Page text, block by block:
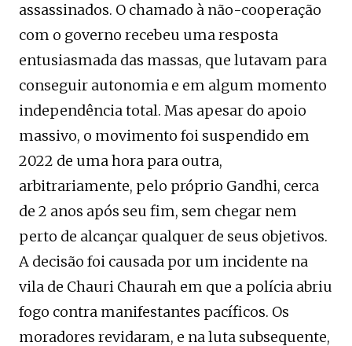
assassinados. O chamado à não-cooperação
com o governo recebeu uma resposta
entusiasmada das massas, que lutavam para
conseguir autonomia e em algum momento
independência total. Mas apesar do apoio
massivo, o movimento foi suspendido em
2022 de uma hora para outra,
arbitrariamente, pelo próprio Gandhi, cerca
de 2 anos após seu fim, sem chegar nem
perto de alcançar qualquer de seus objetivos.
A decisão foi causada por um incidente na
vila de Chauri Chaurah em que a polícia abriu
fogo contra manifestantes pacíficos. Os
moradores revidaram, e na luta subsequente,